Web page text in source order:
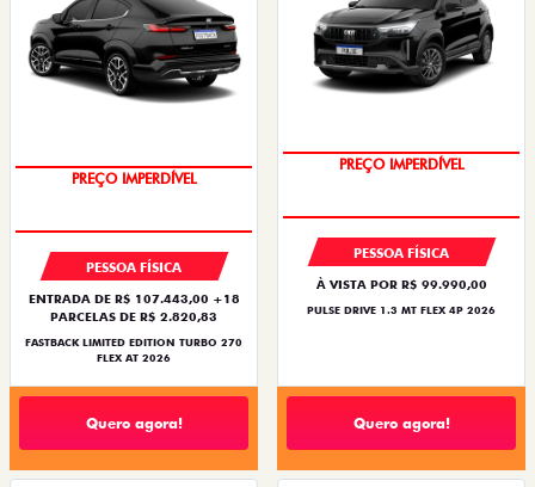
PREÇO IMPERDÍVEL
PESSOA FÍSICA
ENTRADA DE R$ 107.443,00 +18
PARCELAS DE R$ 2.820,83
FASTBACK LIMITED EDITION TURBO 270
FLEX AT 2026
Quero agora!
PREÇO IMPERDÍVEL
PESSOA FÍSICA
À VISTA POR R$ 99.990,00
PULSE DRIVE 1.3 MT FLEX 4P 2026
Quero agora!